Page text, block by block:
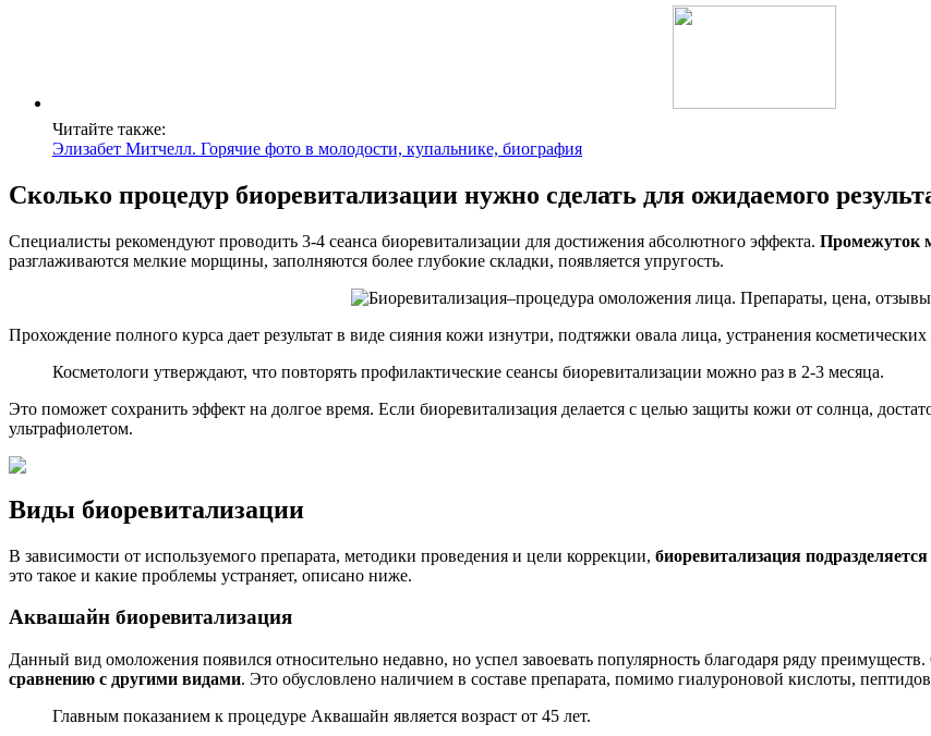
Читайте также:
Элизабет Митчелл. Горячие фото в молодости, купальнике, биография
Сколько процедур биоревитализации нужно сделать для ожидаемого
Специалисты рекомендуют проводить 3-4 сеанса биоревитализации для достижения абсолютного эффекта. Промежуток
разглаживаются мелкие морщины, заполняются более глубокие складки, появляется упругость.
Прохождение полного курса дает результат в виде сияния кожи изнутри, подтяжки овала лица, устранения косметических
Косметологи утверждают, что повторять профилактические сеансы биоревитализации можно раз в 2-3 месяца.
Это поможет сохранить эффект на долгое время. Если биоревитализация делается с целью защиты кожи от солнца,
ультрафиолетом.
Виды биоревитализации
В зависимости от используемого препарата, методики проведения и цели коррекции, биоревитализация
это такое и какие проблемы устраняет, описано ниже.
Аквашайн биоревитализация
Данный вид омоложения появился относительно недавно, но успел завоевать популярность благодаря ряду
сравнению с другими видами. Это обусловлено наличием в составе препарата, помимо гиалуроновой кислоты,
Главным показанием к процедуре Аквашайн является возраст от 45 лет.